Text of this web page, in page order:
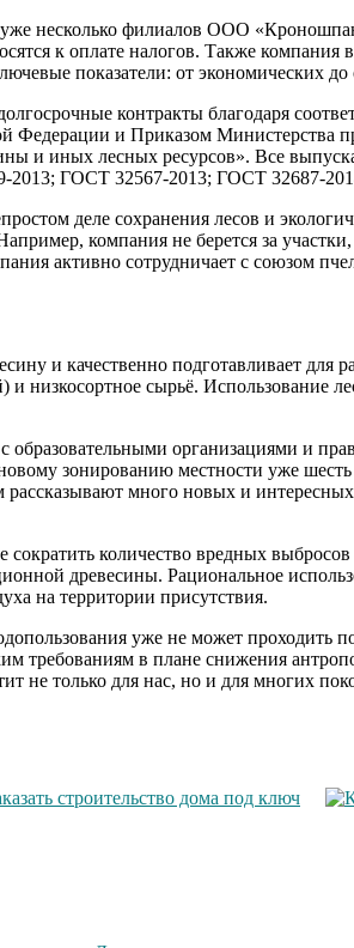
несколько филиалов ООО
к оплате налогов. Также
показатели: от экономических
контракты благодаря
Федерации и Приказом
и иных лесных ресурсов». Все
ГОСТ 32567-2013; ГОСТ 32687-
деле сохранения лесов и
компания не берется за
активно сотрудничает с союзом
и качественно подготавливает
низкосортное сырьё. Использование
образовательными организациями и
зонированию местности уже
много новых и
количество вредных
древесины. Рациональное
на территории присутствия.
уже не может проходить
требованиям в плане снижения
не только для нас, но и для многих
строительство дома под ключ